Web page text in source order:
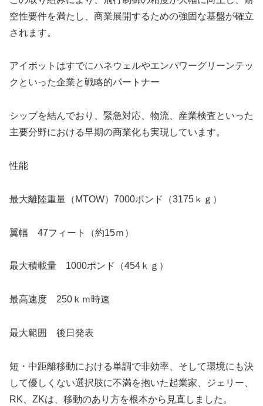
空性要件を満たし、商業展開するための強固な基盤が確立
されます。
アイボットはすでにハネウェルやエンパワーグリーンテッ
クといった企業と戦略的パートナー
シップを結んでおり、緊急対応、物流、産業検査といった
主要分野における早期の商業化も実現しています。
性能
最大離陸重量（MTOW）7000ポンド（3175ｋｇ）
翼幅 47フィート（約15ｍ）
最大積載量 1000ポンド（454ｋｇ）
最高速度 250ｋｍ時速
最大範囲 後日発表
短・中距離移動における単調で非効率、そして環境にも決
して優しくない選択肢に不満を抱いた起業家、ジェリー、
RK、ZKは、移動のあり方を根本から見直しました。